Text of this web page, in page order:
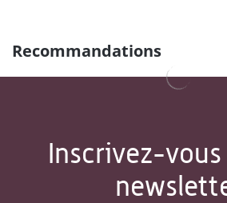
Recommandations
Inscrivez-